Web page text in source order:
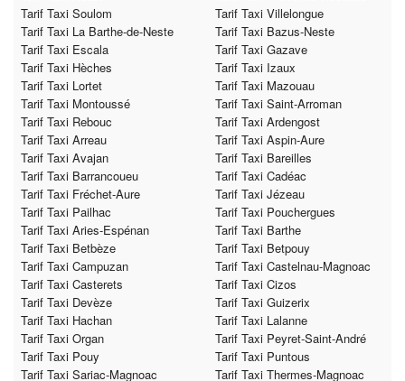
Tarif Taxi Soulom
Tarif Taxi Villelongue
Tarif Taxi La Barthe-de-Neste
Tarif Taxi Bazus-Neste
Tarif Taxi Escala
Tarif Taxi Gazave
Tarif Taxi Hèches
Tarif Taxi Izaux
Tarif Taxi Lortet
Tarif Taxi Mazouau
Tarif Taxi Montoussé
Tarif Taxi Saint-Arroman
Tarif Taxi Rebouc
Tarif Taxi Ardengost
Tarif Taxi Arreau
Tarif Taxi Aspin-Aure
Tarif Taxi Avajan
Tarif Taxi Bareilles
Tarif Taxi Barrancoueu
Tarif Taxi Cadéac
Tarif Taxi Fréchet-Aure
Tarif Taxi Jézeau
Tarif Taxi Pailhac
Tarif Taxi Pouchergues
Tarif Taxi Aries-Espénan
Tarif Taxi Barthe
Tarif Taxi Betbèze
Tarif Taxi Betpouy
Tarif Taxi Campuzan
Tarif Taxi Castelnau-Magnoac
Tarif Taxi Casterets
Tarif Taxi Cizos
Tarif Taxi Devèze
Tarif Taxi Guizerix
Tarif Taxi Hachan
Tarif Taxi Lalanne
Tarif Taxi Organ
Tarif Taxi Peyret-Saint-André
Tarif Taxi Pouy
Tarif Taxi Puntous
Tarif Taxi Sariac-Magnoac
Tarif Taxi Thermes-Magnoac